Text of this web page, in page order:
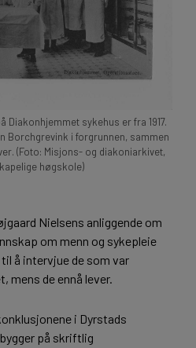
sykehus er fra 1917.
Borchgrevink i forgrunnen, sammen
(Foto: Misjons- og diakoniarkivet,
høgskole)
Nielsens anliggende om
om menn og sykepleie
å intervjue de som var
mens de ennå lever.
i Dyrstads
på skriftlig